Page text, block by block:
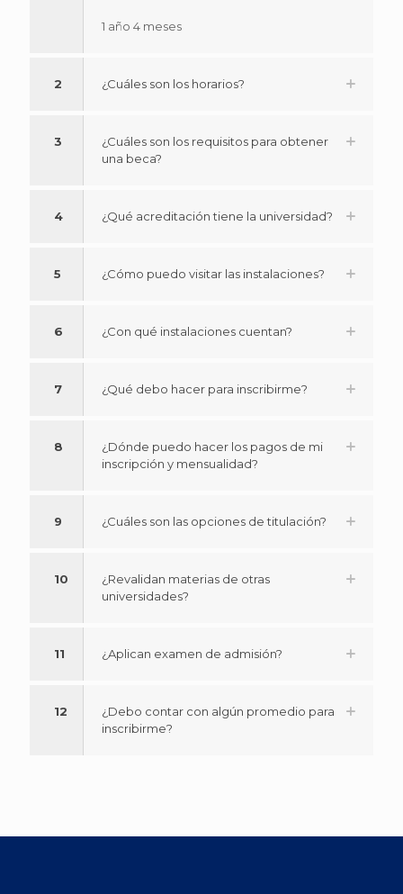
1 año 4 meses
2 ¿Cuáles son los horarios?
3
¿Cuáles son los requisitos para obtener
una beca?
4 ¿Qué acreditación tiene la universidad?
5 ¿Cómo puedo visitar las instalaciones?
6 ¿Con qué instalaciones cuentan?
7 ¿Qué debo hacer para inscribirme?
8
¿Dónde puedo hacer los pagos de mi
inscripción y mensualidad?
9 ¿Cuáles son las opciones de titulación?
10
¿Revalidan materias de otras
universidades?
11 ¿Aplican examen de admisión?
12
¿Debo contar con algún promedio para
inscribirme?